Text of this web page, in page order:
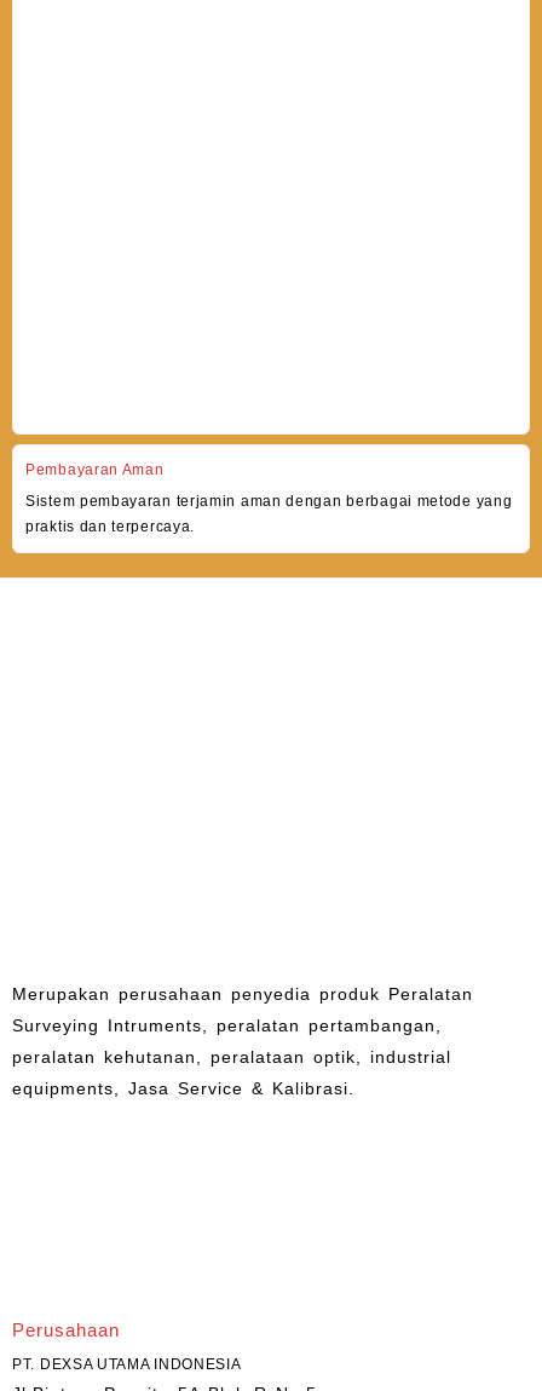
Pembayaran Aman
Sistem pembayaran terjamin aman dengan berbagai metode yang
praktis dan terpercaya.
Merupakan perusahaan penyedia produk Peralatan
Surveying Intruments, peralatan pertambangan,
peralatan kehutanan, peralataan optik, industrial
equipments, Jasa Service & Kalibrasi.
Perusahaan
PT. DEXSA UTAMA INDONESIA